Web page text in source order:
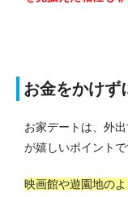
お金をかけず
お家デートは、外
が嬉しいポイントで
映画館や遊園地の